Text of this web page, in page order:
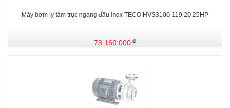
Máy bơm ly tâm trục ngang đầu inox TECO HVS3100-119 20 25HP
73.160.000